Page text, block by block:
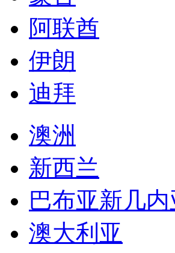
新西兰
巴布亚新几内
澳大利亚
美洲
哥伦比亚
委内瑞拉
乌拉圭